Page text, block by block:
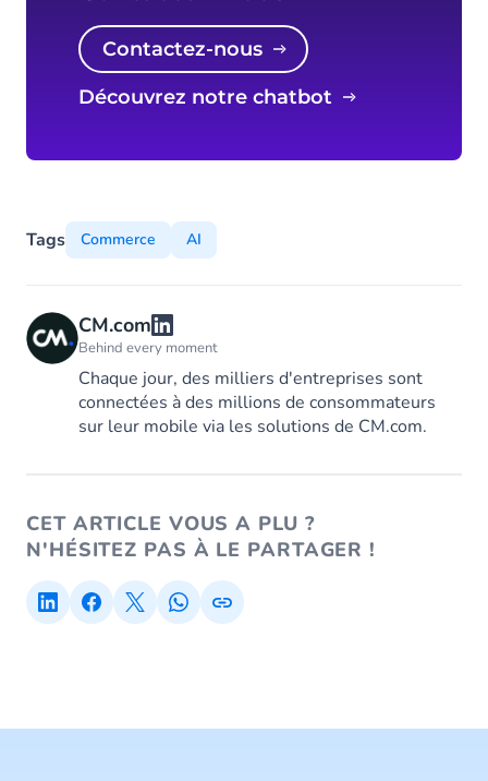
Contactez-nous
Découvrez notre chatbot
Tags Commerce AI
CM.com
Behind every moment
Chaque jour, des milliers d'entreprises sont
connectées à des millions de consommateurs
sur leur mobile via les solutions de CM.com.
CET ARTICLE VOUS A PLU ?
N'HÉSITEZ PAS À LE PARTAGER !